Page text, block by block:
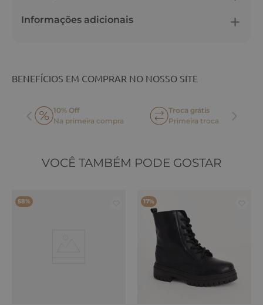
Informações adicionais
BENEFÍCIOS EM COMPRAR NO NOSSO SITE
10% Off
Na primeira compra
Troca grátis
Primeira troca
VOCÊ TAMBÉM PODE GOSTAR
58% 17%